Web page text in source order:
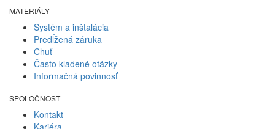
MATERIÁLY
Systém a inštalácia
Predĺžená záruka
Chuť
Často kladené otázky
Informačná povinnosť
SPOLOČNOSŤ
Kontakt